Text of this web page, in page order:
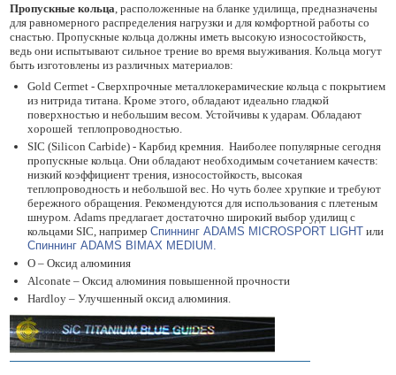
Пропускные кольца , расположенные на бланке удилища, предназначены
для равномерного распределения нагрузки и для комфортной работы со
снастью. Пропускные кольца должны иметь высокую износостойкость,
ведь они испытывают сильное трение во время выуживания. Кольца могут
быть изготовлены из различных материалов:
Gold Cermet - Сверхпрочные металлокерамические кольца с покрытием
из нитрида титана. Кроме этого, обладают идеально гладкой
поверхностью и небольшим весом. Устойчивы к ударам. Обладают
хорошей теплопроводностью.
SIC (Silicon Carbide) - Карбид кремния. Наиболее популярные сегодня
пропускные кольца. Они обладают необходимым сочетанием качеств:
низкий коэффициент трения, износостойкость, высокая
теплопроводность и небольшой вес. Но чуть более хрупкие и требуют
бережного обращения. Рекомендуются для использования с плетеным
шнуром. Adams предлагает достаточно широкий выбор удилищ с
кольцами SIC, напримерСпиннинг ADAMS MICROSPORT LIGHT или
Спиннинг ADAMS BIMAX MEDIUM.
O – Оксид алюминия
Alconate – Оксид алюминия повышенной прочности
Hardloy – Улучшенный оксид алюминия.